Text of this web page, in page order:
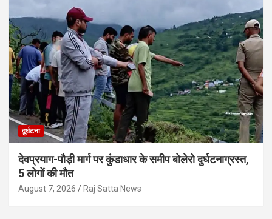
दुर्घटना
देवप्रयाग-पौड़ी मार्ग पर कुंडाधार के समीप बोलेरो दुर्घटनाग्रस्त,
5 लोगों की मौत
August 7, 2026 Raj Satta News